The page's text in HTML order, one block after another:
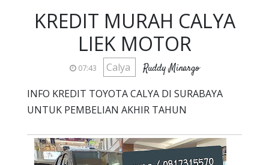
KREDIT MURAH CALYA
LIEK MOTOR
07:43 Calya Ruddy Minargo
INFO KREDIT TOYOTA CALYA DI SURABAYA
UNTUK PEMBELIAN AKHIR TAHUN